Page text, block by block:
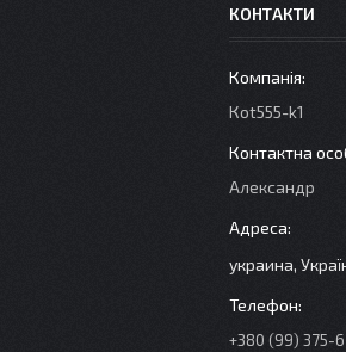
КОНТАКТИ
Кot555-k1
Александр
украина,
+380 (99) 375-